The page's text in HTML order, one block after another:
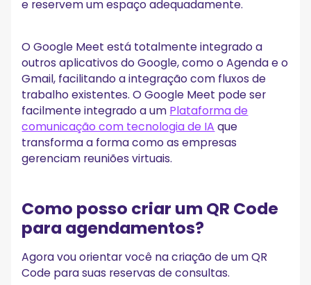
e reservem um espaço adequadamente.
O Google Meet está totalmente integrado a
outros aplicativos do Google, como o Agenda e o
Gmail, facilitando a integração com fluxos de
trabalho existentes. O Google Meet pode ser
facilmente integrado a um Plataforma de
comunicação com tecnologia de IA que
transforma a forma como as empresas
gerenciam reuniões virtuais.
Como posso criar um QR Code
para agendamentos?
Agora vou orientar você na criação de um QR
Code para suas reservas de consultas.